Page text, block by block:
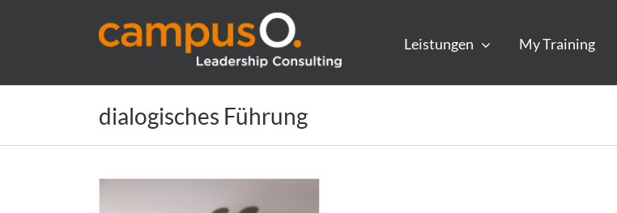
Leistungen My Training
dialogisches Führung